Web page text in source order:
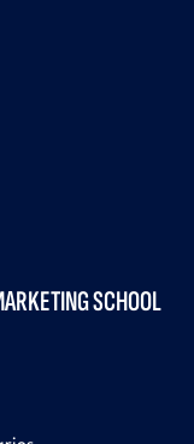
SCHOOL